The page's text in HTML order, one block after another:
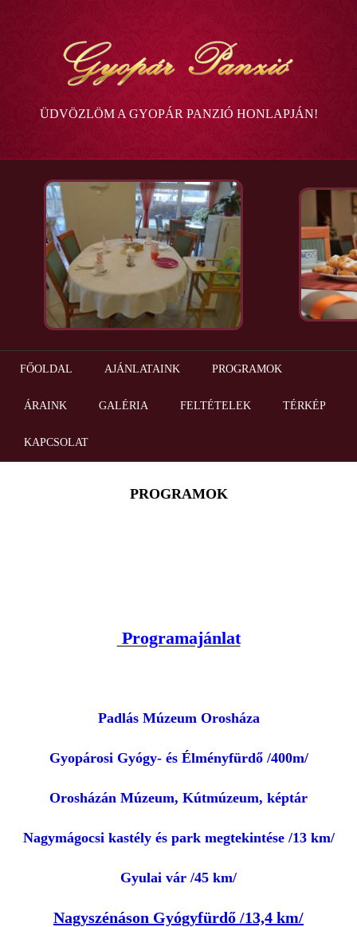
ÜDVÖZLÖM A GYOPÁR PANZIÓ HONLAPJÁN!
FŐOLDAL AJÁNLATAINK PROGRAMOK
ÁRAINK GALÉRIA FELTÉTELEK TÉRKÉP
KAPCSOLAT
PROGRAMOK
Programajánlat
Padlás Múzeum Orosháza
Gyopárosi Gyógy- és Élményfürdő /400m/
Orosházán Múzeum, Kútmúzeum, képtár
Nagymágocsi kastély és park megtekintése /13 km/
Gyulai vár /45 km/
Nagyszénáson Gyógyfürdő /13,4 km/